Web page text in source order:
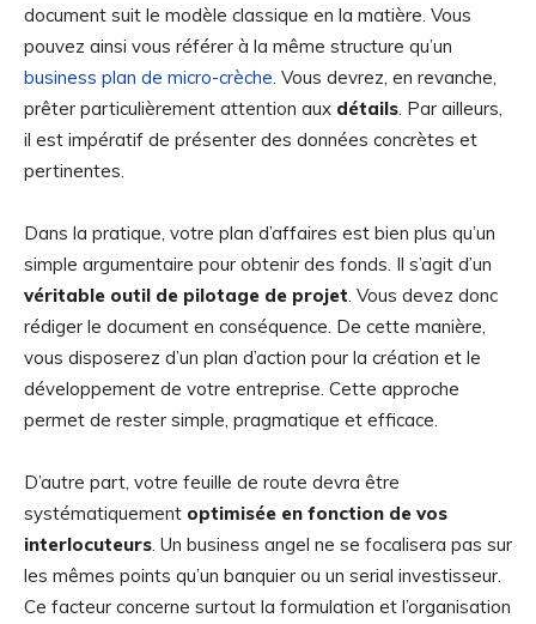
document suit le modèle classique en la matière. Vous
pouvez ainsi vous référer à la même structure qu’un
business plan de micro-crèche . Vous devrez, en revanche,
prêter particulièrement attention aux détails . Par ailleurs,
il est impératif de présenter des données concrètes et
pertinentes.
Dans la pratique, votre plan d’affaires est bien plus qu’un
simple argumentaire pour obtenir des fonds. Il s’agit d’un
véritable outil de pilotage de projet . Vous devez donc
rédiger le document en conséquence. De cette manière,
vous disposerez d’un plan d’action pour la création et le
développement de votre entreprise. Cette approche
permet de rester simple, pragmatique et efficace.
D’autre part, votre feuille de route devra être
systématiquement optimisée en fonction de vos
interlocuteurs . Un business angel ne se focalisera pas sur
les mêmes points qu’un banquier ou un serial investisseur.
Ce facteur concerne surtout la formulation et l’organisation